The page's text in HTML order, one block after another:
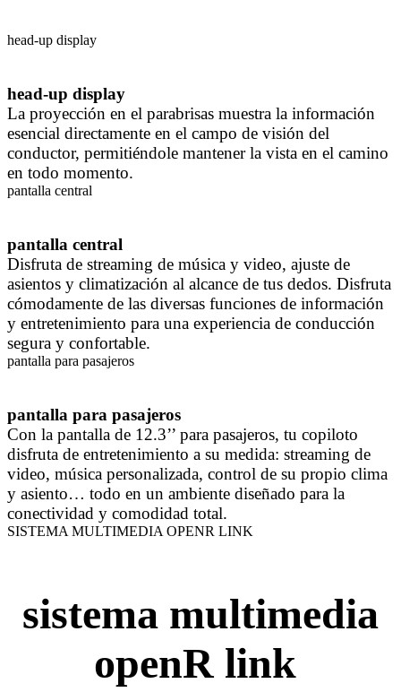
head-up display
head-up display
La proyección en el parabrisas muestra la información
esencial directamente en el campo de visión del
conductor, permitiéndole mantener la vista en el camino
en todo momento.
pantalla central
pantalla central
Disfruta de streaming de música y video, ajuste de
asientos y climatización al alcance de tus dedos. Disfruta
cómodamente de las diversas funciones de información
y entretenimiento para una experiencia de conducción
segura y confortable.
pantalla para pasajeros
pantalla para pasajeros
Con la pantalla de 12.3’’ para pasajeros, tu copiloto
disfruta de entretenimiento a su medida: streaming de
video, música personalizada, control de su propio clima
y asiento… todo en un ambiente diseñado para la
conectividad y comodidad total.
SISTEMA MULTIMEDIA OPENR LINK
sistema multimedia
openR link